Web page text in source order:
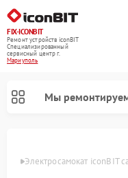
FIX-ICONBIT
Ремонт устройств iconBIT
Специализированный
cервисный центр г.
Мариуполь
Мы
Электросамокат iconBIT